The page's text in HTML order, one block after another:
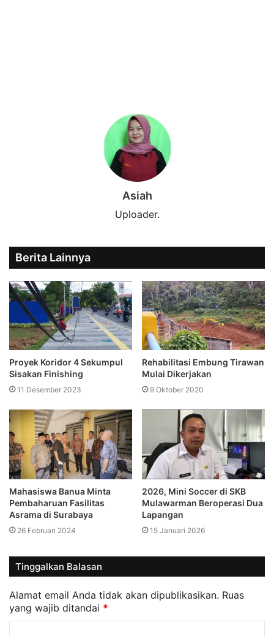
Asiah
Uploader.
Berita Lainnya
Proyek Koridor 4 Sekumpul
Sisakan Finishing
11 Desember 2023
Rehabilitasi Embung Tirawan
Mulai Dikerjakan
9 Oktober 2020
Mahasiswa Banua Minta
Pembaharuan Fasilitas
Asrama di Surabaya
26 Februari 2024
2026, Mini Soccer di SKB
Mulawarman Beroperasi Dua
Lapangan
15 Januari 2026
Tinggalkan Balasan
Alamat email Anda tidak akan dipublikasikan. Ruas
yang wajib ditandai *